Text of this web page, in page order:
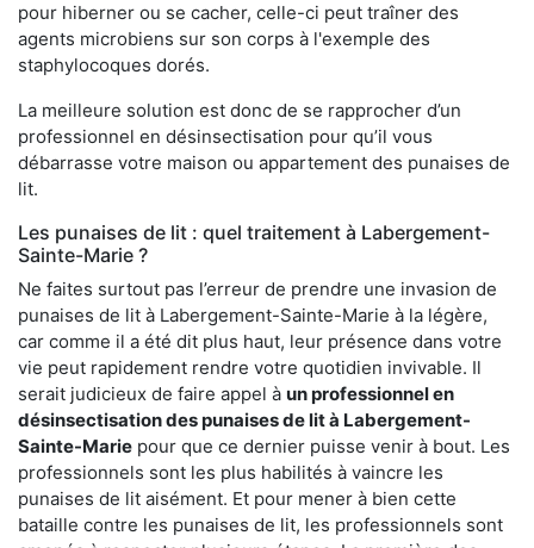
pour hiberner ou se cacher, celle-ci peut traîner des
agents microbiens sur son corps à l'exemple des
staphylocoques dorés.
La meilleure solution est donc de se rapprocher d’un
professionnel en désinsectisation pour qu’il vous
débarrasse votre maison ou appartement des punaises de
lit.
Les punaises de lit : quel traitement à Labergement-
Sainte-Marie ?
Ne faites surtout pas l’erreur de prendre une invasion de
punaises de lit à Labergement-Sainte-Marie à la légère,
car comme il a été dit plus haut, leur présence dans votre
vie peut rapidement rendre votre quotidien invivable. Il
serait judicieux de faire appel à un professionnel en
désinsectisation des punaises de lit à Labergement-
Sainte-Marie pour que ce dernier puisse venir à bout. Les
professionnels sont les plus habilités à vaincre les
punaises de lit aisément. Et pour mener à bien cette
bataille contre les punaises de lit, les professionnels sont